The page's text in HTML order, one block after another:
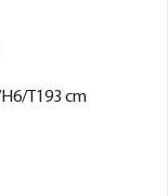
T193 cm